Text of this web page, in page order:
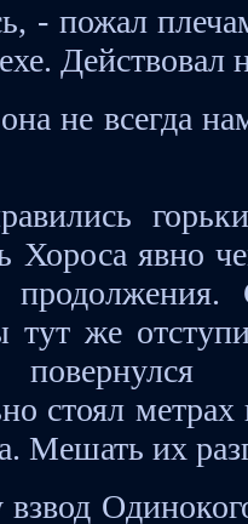
- пожал
Действовал
не всегда
Хороса явно
продолжения.
тут же
стоял метрах
Мешать их
взвод